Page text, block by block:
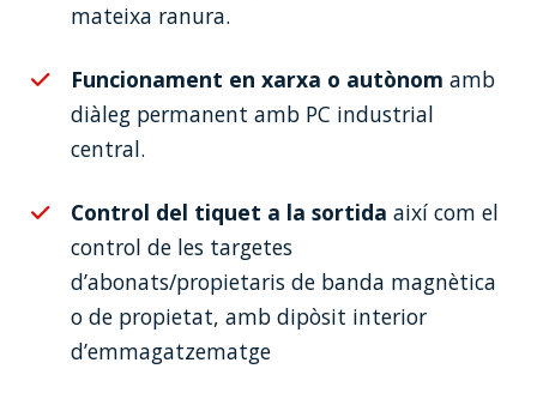
mateixa ranura.
Funcionament en xarxa o autònom amb
diàleg permanent amb PC industrial
central.
Control del tiquet a la sortida així com el
control de les targetes
d’abonats/propietaris de banda magnètica
o de propietat, amb dipòsit interior
d’emmagatzematge